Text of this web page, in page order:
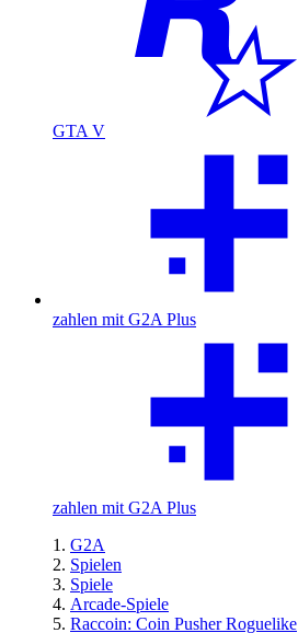
GTA V
zahlen mit G2A Plus
zahlen mit G2A Plus
G2A
Spielen
Spiele
Arcade-Spiele
Raccoin: Coin Pusher Roguelike